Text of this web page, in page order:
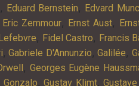
, Eduard Bernstein, Edvard
Eric Zemmour, Ernst Aust,
, Fidel Castro, Francis
, Gabriele D'Annunzio, Galilée,
, Georges Eugène
Gonzalo,Gustav Klimt,